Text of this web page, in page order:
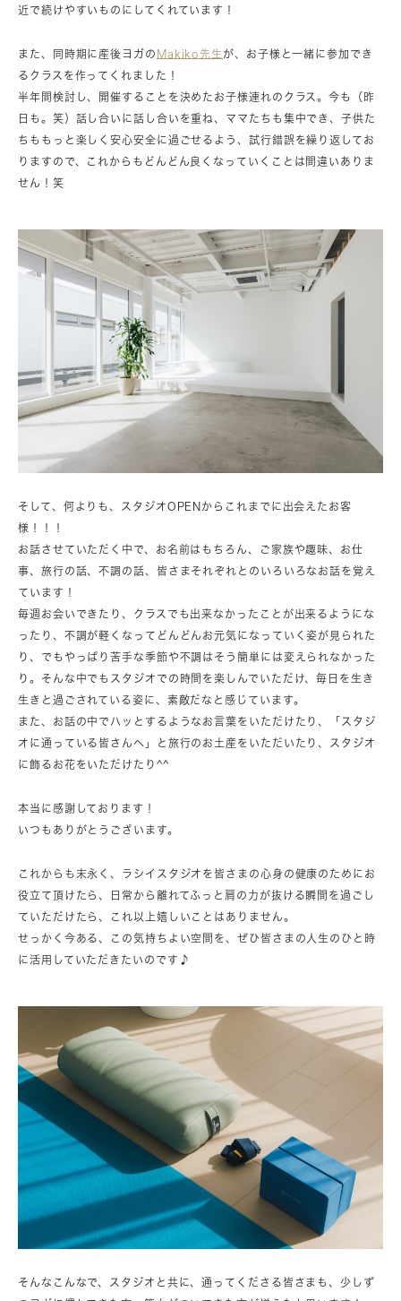
近で続けやすいものにしてくれています！
また、同時期に産後ヨガの Makiko先生 が、お子様と一緒に参加でき
るクラスを作ってくれました！
半年間検討し、開催することを決めたお子様連れのクラス。今も（昨
日も。笑）話し合いに話し合いを重ね、ママたちも集中でき、子供た
ちももっと楽しく安心安全に過ごせるよう、試行錯誤を繰り返してお
りますので、これからもどんどん良くなっていくことは間違いありま
せん！笑
そして、何よりも、スタジオOPENからこれまでに出会えたお客
様！！！
お話させていただく中で、お名前はもちろん、ご家族や趣味、お仕
事、旅行の話、不調の話、皆さまそれぞれとのいろいろなお話を覚え
ています！
毎週お会いできたり、クラスでも出来なかったことが出来るようにな
ったり、不調が軽くなってどんどんお元気になっていく姿が見られた
り、でもやっぱり苦手な季節や不調はそう簡単には変えられなかった
り。そんな中でもスタジオでの時間を楽しんでいただけ、毎日を生き
生きと過ごされている姿に、素敵だなと感じています。
また、お話の中でハッとするようなお言葉をいただけたり、「スタジ
オに通っている皆さんへ」と旅行のお土産をいただいたり、スタジオ
に飾るお花をいただけたり^^
本当に感謝しております！
いつもありがとうございます。
これからも末永く、ラシイスタジオを皆さまの心身の健康のためにお
役立て頂けたら、日常から離れてふっと肩の力が抜ける瞬間を過ごし
ていただけたら、これ以上嬉しいことはありません。
せっかく今ある、この気持ちよい空間を、ぜひ皆さまの人生のひと時
に活用していただきたいのです♪
そんなこんなで、スタジオと共に、通ってくださる皆さまも、少しず